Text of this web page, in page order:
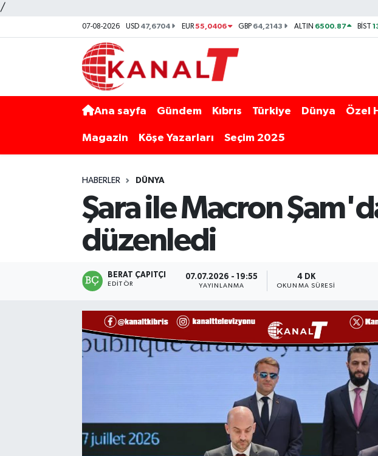
/
07-08-2026 USD 47,6704 EUR55,0406 GBP 64,2143 ALTIN 6500.87 BİST
Ana sayfa Gündem Kıbrıs Türkiye Dünya Özel
Magazin Köşe Yazarları Seçim 2025
HABERLER DÜNYA
Şara ile Macron
düzenledi
BERAT ÇAPITÇI
EDITÖR
07.07.2026 - 19:55
YAYINLANMA
4 DK
OKUNMA SÜRESI